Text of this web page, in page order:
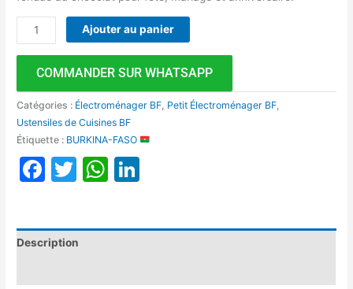
Ajouter au panier
COMMANDER SUR WHATSAPP
Catégories : Électroménager BF Petit Électroménager BF
Ustensiles de Cuisines BF
Étiquette : BURKINA-FASO
Facebook
TwitterWhatsApp
Description